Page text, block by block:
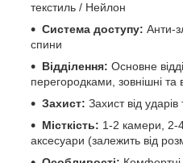
текстиль / Нейлон
Система доступу: Анти-
спини
Відділення: Основне
перегородками, зовнішні та
Захист: Захист від ударів
Місткість: 1-2 камери, 2-
аксесуари (залежить від